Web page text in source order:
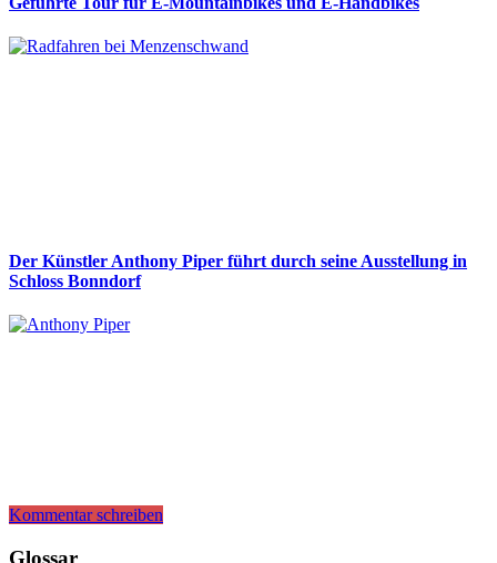
Der Künstler Anthony Piper führt durch seine Ausstellung in
Schloss Bonndorf
Kommentar schreiben
Glossar